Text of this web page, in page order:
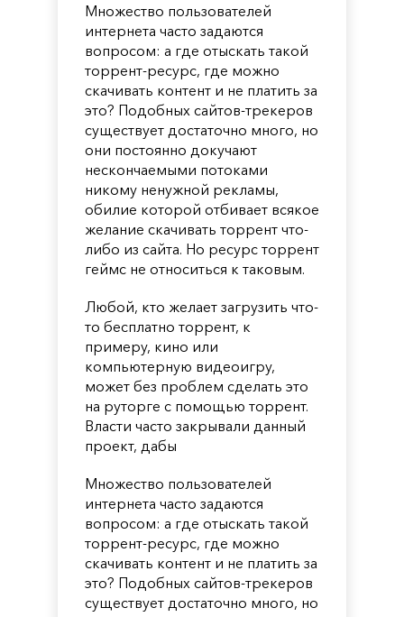
Множество пользователей
интернета часто задаются
вопросом: а где отыскать такой
торрент-ресурс, где можно
скачивать контент и не платить за
это? Подобных сайтов-трекеров
существует достаточно много, но
они постоянно докучают
нескончаемыми потоками
никому ненужной рекламы,
обилие которой отбивает всякое
желание скачивать торрент что-
либо из сайта. Но ресурс торрент
геймс не относиться к таковым.
Любой, кто желает загрузить что-
то бесплатно торрент, к
примеру, кино или
компьютерную видеоигру,
может без проблем сделать это
на руторге с помощью торрент.
Власти часто закрывали данный
проект, дабы
Множество пользователей
интернета часто задаются
вопросом: а где отыскать такой
торрент-ресурс, где можно
скачивать контент и не платить за
это? Подобных сайтов-трекеров
существует достаточно много, но